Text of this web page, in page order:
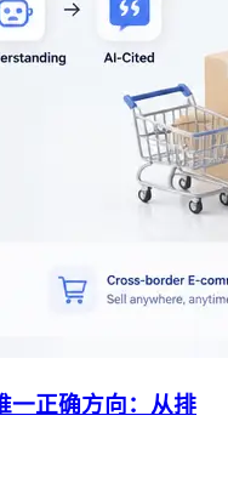
一正确方向：从排